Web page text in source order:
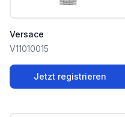
Versace
V11010015
Jetzt registrieren